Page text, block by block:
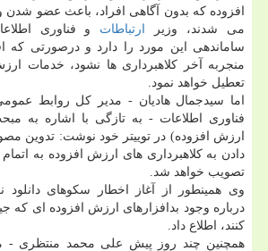
افزوده كه بدون آگاهی افراد، باعث عضو شدن و
می شدند، وزیر
ارتباطات و فناوری
ساماندهی این مورد را دارد و درصورتی كه
منجربه آخر كلاهبرداری ها نشود، خدمات
تعطیل خواهد نمود.
اما سیدجمال هادیان - مدیر كل روابط
فناوری اطلاعات - به تازگی با اشاره به
ارزش افزوده) در توییتر خود نوشت: تدوین
دادن به كلاهبرداری های ارزش افزوده به
تصویب خواهد شد.
وی همینطور از آغاز اخطار سكوهای دانلود
درباره وجود بدافزارهای ارزش افزوده ای
كنند، اطلاع داد.
همچنین چند روز پیش علی محمد منتظری -